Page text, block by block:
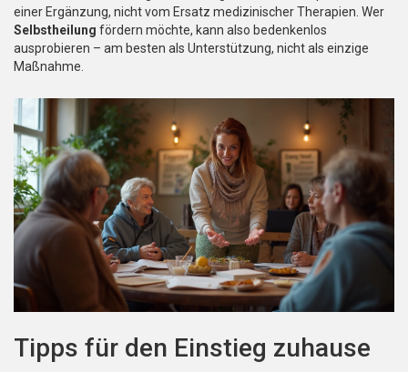
einer Ergänzung, nicht vom Ersatz medizinischer Therapien. Wer
Selbstheilung fördern möchte, kann also bedenkenlos
ausprobieren – am besten als Unterstützung, nicht als einzige
Maßnahme.
Tipps für den Einstieg zuhause